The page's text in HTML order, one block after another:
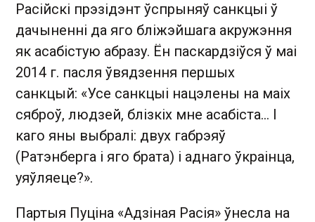
Расійскі прэзідэнт ўспрыняў санкцыі ў
дачыненні да яго бліжэйшага акружэння
як асабістую абразу. Ён паскардзіўся ў маі
2014 г. пасля ўвядзення першых
санкцый: «Усе санкцыі нацэлены на маіх
сяброў, людзей, блізкіх мне асабіста... І
каго яны выбралі: двух габрэяў
(Ратэнберга і яго брата) і аднаго ўкраінца,
уяўляеце?».
Партыя Пуціна «Адзіная Расія» ўнесла на